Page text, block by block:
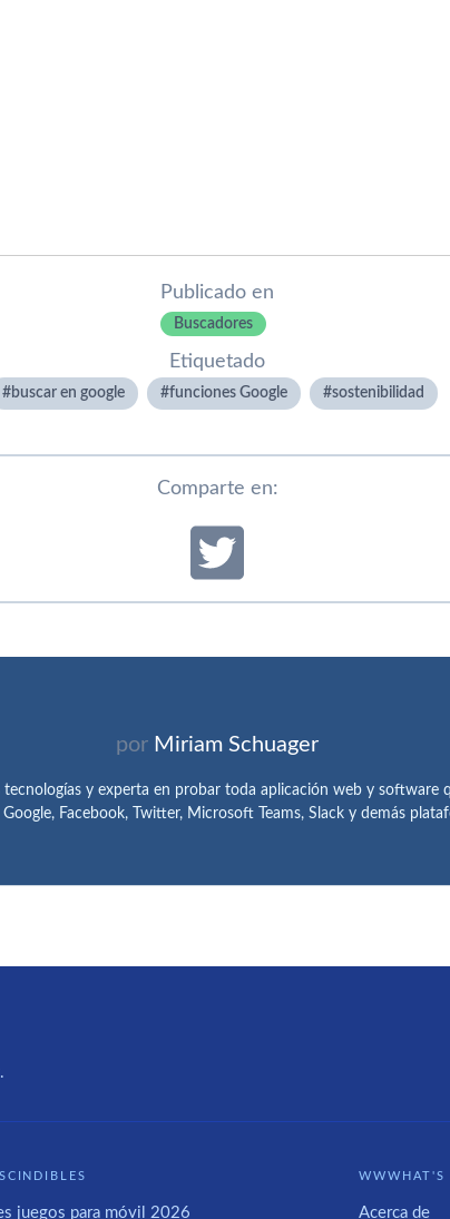
Publicado en
Buscadores
Etiquetado
buscar en google funciones Google sostenibilidad
Comparte en:
por Miriam Schuager
tecnologías y experta en probar toda aplicación web y software
Facebook, Twitter, Microsoft Teams, Slack y demás
juegos para móvil 2026
WWWHAT'S
Acerca de